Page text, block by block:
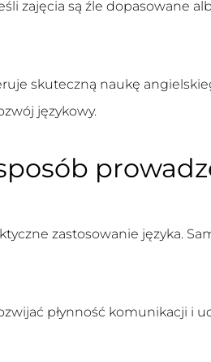
zajęcia są źle dopasowane
skuteczną naukę
językowy.
zastosowanie języka.
płynność komunikacji i